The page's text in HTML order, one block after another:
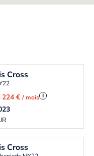
Cross
224 €/ mois i
Cross